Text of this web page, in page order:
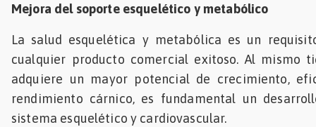
Mejora del soporte esquelético y metabólico
La salud esquelética y metabólica es un
cualquier producto comercial exitoso. Al mismo
adquiere un mayor potencial de crecimiento,
rendimiento cárnico, es fundamental un
sistema esquelético y cardiovascular.